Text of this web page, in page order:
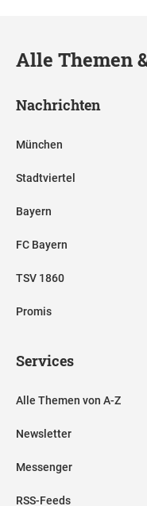
Alle Themen
Nachrichten
München
Stadtviertel
Bayern
FC Bayern
TSV 1860
Promis
Services
Alle Themen von A-Z
Newsletter
Messenger
RSS-Feeds